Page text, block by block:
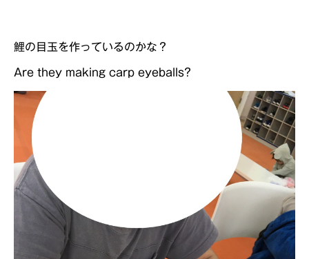
鯉の目玉を作っているのかな？
Are they making carp eyeballs?